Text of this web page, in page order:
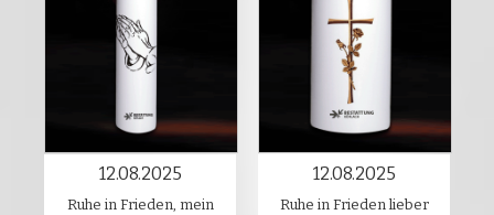
12.08.2025
Ruhe in Frieden, mein
12.08.2025
Ruhe in Frieden lieber